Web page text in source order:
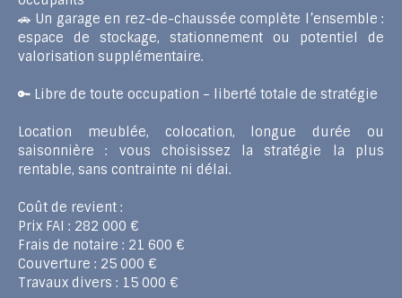
🚗 Un garage en rez-de-chaussée complète l’ensemble :
espace de stockage, stationnement ou potentiel de
valorisation supplémentaire.
🔑 Libre de toute occupation – liberté totale de stratégie
Location meublée, colocation, longue durée ou
saisonnière : vous choisissez la stratégie la plus
rentable, sans contrainte ni délai.
Coût de revient :
Prix FAI : 282 000 €
Frais de notaire : 21 600 €
Couverture : 25 000 €
Travaux divers : 15 000 €